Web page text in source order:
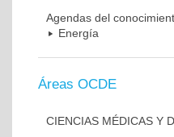
Agendas del
Energía
Áreas OCDE
CIENCIAS MÉDICAS Y